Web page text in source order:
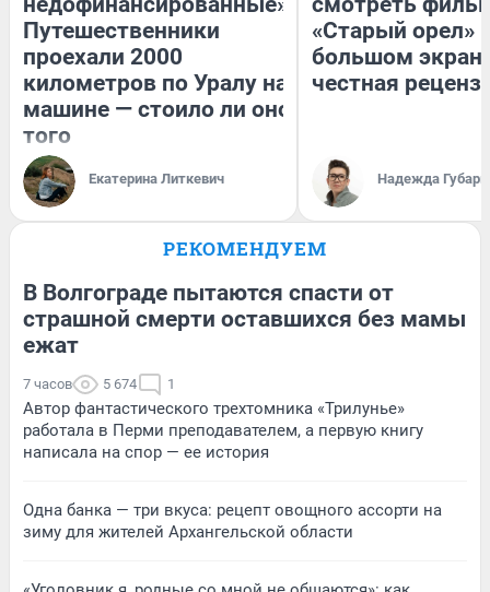
Путешественники
проехали 2000
километров по Уралу на
машине — стоило ли оно
того
Екатерина Литкевич
«Старый орел»
большом
честная
Надежда Губарь
РЕКОМЕНДУЕМ
В Волгограде пытаются спасти от
страшной смерти оставшихся без мамы
ежат
7 часов 5 674 1
Автор фантастического трехтомника «Трилунье»
работала в Перми преподавателем, а первую книгу
написала на спор — ее история
Одна банка — три вкуса: рецепт овощного ассорти на
зиму для жителей Архангельской области